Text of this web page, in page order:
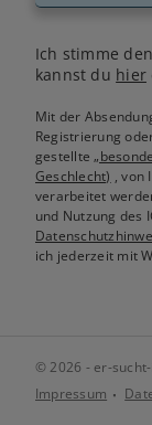
Ich stimme
kannst du hier
Mit der
Registrierung
gestellte
Geschlecht) , von
verarbeitet
und Nutzung des
ich jederzeit mit
© 2026 - er-
Impressum